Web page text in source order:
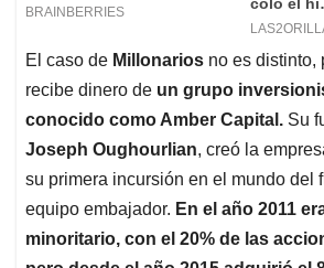
El caso de Millonarios no es distinto,
recibe dinero de un grupo
conocido como Amber Capital. Su
Joseph Oughourlian, creó la
su primera incursión en el mundo del
equipo embajador. En el año 2011
minoritario, con el 20% de las